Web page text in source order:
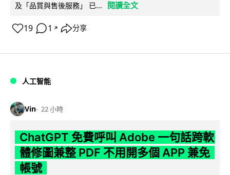
及「品質與售後服務」 已...
閱讀全文
19 1 ↗ 分享
人工智能
Vin 22 小時
ChatGPT 免費呼叫 Adobe 一句話跨軟
體修圖兼整 PDF 不用開多個 APP 兼免
帳號